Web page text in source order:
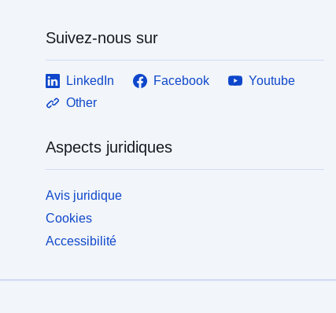
Suivez-nous sur
LinkedIn Facebook
Youtube
Other
Aspects juridiques
Avis juridique
Cookies
Accessibilité